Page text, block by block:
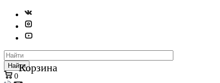
Найти
0
Корзина